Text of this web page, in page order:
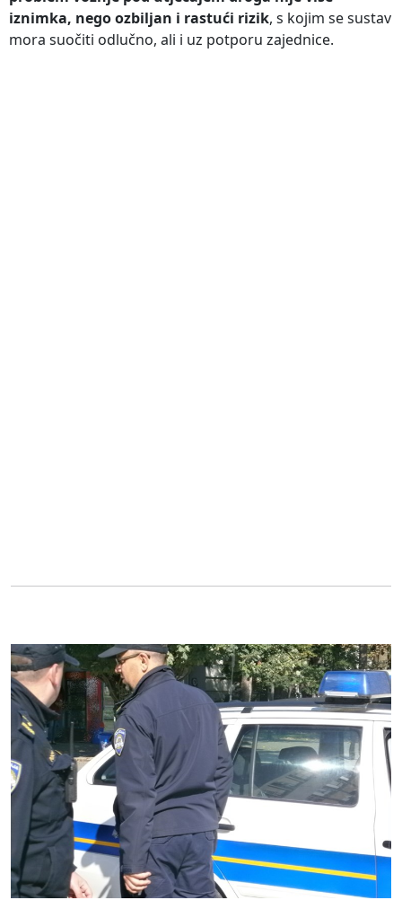
iznimka, nego ozbiljan i rastući rizik, s kojim se sustav
mora suočiti odlučno, ali i uz potporu zajednice.